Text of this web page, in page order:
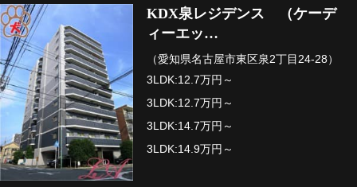
KDX泉レジデンス （ケーデ
ィーエッ…
（愛知県名古屋市東区泉2丁目24-28）
3LDK:12.7万円～
3LDK:12.7万円～
3LDK:14.7万円～
3LDK:14.9万円～